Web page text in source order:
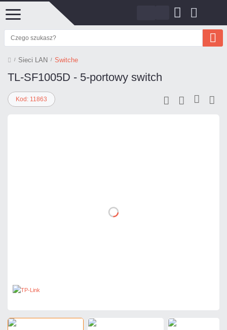
Sieci LAN Switche
TL-SF1005D - 5-portowy switch
Kod: 11863